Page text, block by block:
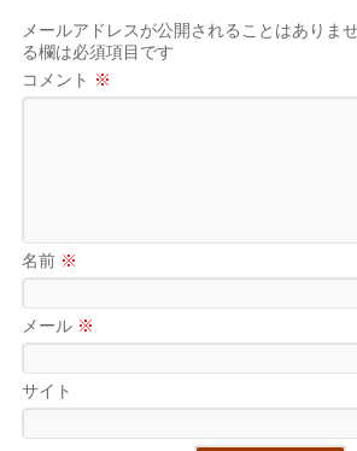
メールアドレスが公開されることはありませ
る欄は必須項目です
コメント ※
名前 ※
メール ※
サイト